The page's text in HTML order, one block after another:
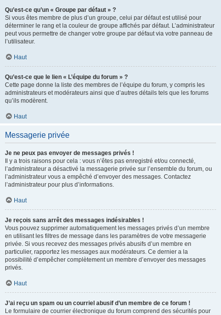
Qu’est-ce qu’un « Groupe par défaut » ?
Si vous êtes membre de plus d’un groupe, celui par défaut est utilisé pour
déterminer le rang et la couleur de groupe affichés par défaut. L’administrateur
peut vous permettre de changer votre groupe par défaut via votre panneau de
l’utilisateur.
Haut
Qu’est-ce que le lien « L’équipe du forum » ?
Cette page donne la liste des membres de l’équipe du forum, y compris les
administrateurs et modérateurs ainsi que d’autres détails tels que les forums
qu’ils modèrent.
Haut
Messagerie privée
Je ne peux pas envoyer de messages privés !
Il y a trois raisons pour cela : vous n’êtes pas enregistré et/ou connecté,
l’administrateur a désactivé la messagerie privée sur l’ensemble du forum, ou
l’administrateur vous a empêché d’envoyer des messages. Contactez
l’administrateur pour plus d’informations.
Haut
Je reçois sans arrêt des messages indésirables !
Vous pouvez supprimer automatiquement les messages privés d’un membre
en utilisant les filtres de message dans les paramètres de votre messagerie
privée. Si vous recevez des messages privés abusifs d’un membre en
particulier, rapportez les messages aux modérateurs. Ce dernier a la
possibilité d’empêcher complètement un membre d’envoyer des messages
privés.
Haut
J’ai reçu un spam ou un courriel abusif d’un membre de ce forum !
Le formulaire de courrier électronique du forum comprend des sécurités pour